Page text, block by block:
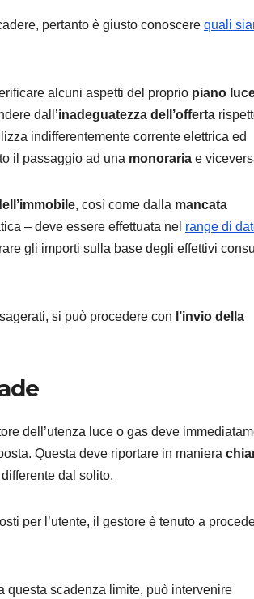
pertanto è giusto conoscere quali
alcuni aspetti del proprio piano
dall’inadeguatezza dell’offerta
indifferentemente corrente elettrica ed
il passaggio ad una monoraria e
, così come dalla mancata
– deve essere effettuata nel range di
gli importi sulla base degli effettivi
si può procedere con l’invio della
dell’utenza luce o gas deve
Questa deve riportare in maniera
dal solito.
per l’utente, il gestore è tenuto a
questa scadenza limite, può intervenire